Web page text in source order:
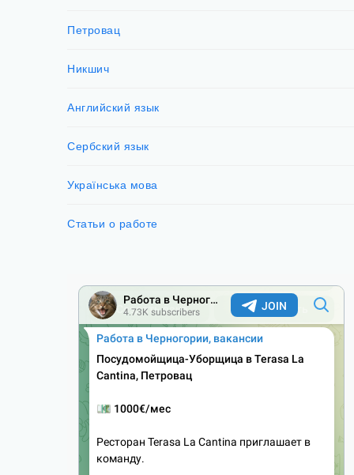
Петровац
Никшич
Английский язык
Сербский язык
Українська мова
Статьи о работе